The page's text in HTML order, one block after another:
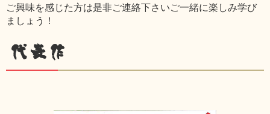
ご興味を感じた方は是非ご連絡下さいご一緒に楽しみ学び
ましょう！
代表作